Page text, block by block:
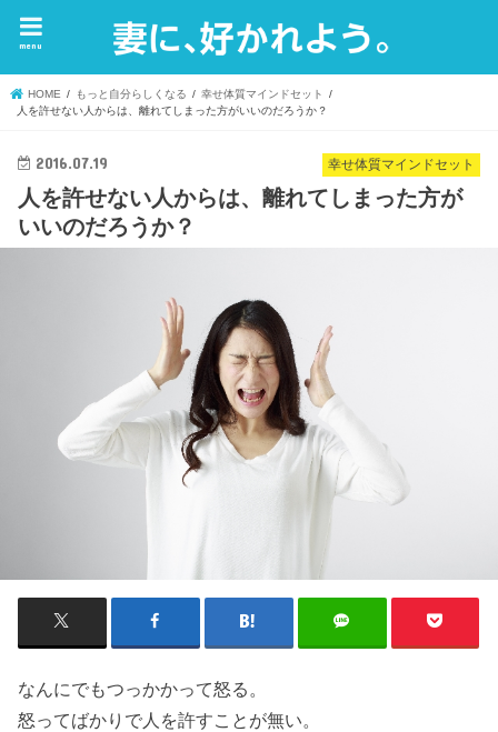
menu
HOME もっと自分らしくなる
幸せ体質マインドセット
人を許せない人からは、離れてしまった方がいいのだろうか？
幸せ体質マインドセット
2016.07.19
人を許せない人からは、離れてしまった方が
いいのだろうか？
なんにでもつっかかって怒る。
怒ってばかりで人を許すことが無い。